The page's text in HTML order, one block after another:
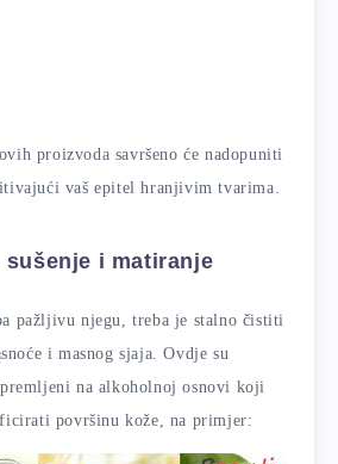
proizvoda savršeno će nadopuniti
vaš epitel hranjivim tvarima.
sušenje i matiranje
pažljivu njegu, treba je stalno čistiti
i masnog sjaja. Ovdje su
na alkoholnoj osnovi koji
površinu kože, na primjer: